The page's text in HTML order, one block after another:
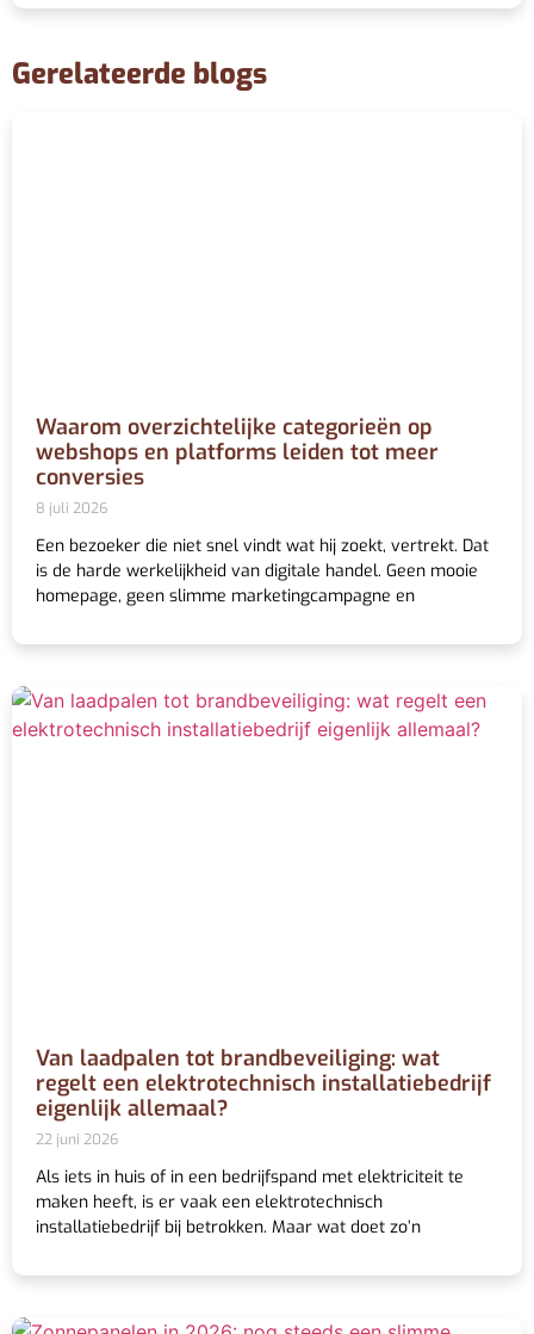
Gerelateerde blogs
Waarom overzichtelijke categorieën op
webshops en platforms leiden tot meer
conversies
8 juli 2026
Een bezoeker die niet snel vindt wat hij zoekt, vertrekt. Dat
is de harde werkelijkheid van digitale handel. Geen mooie
homepage, geen slimme marketingcampagne en
Van laadpalen tot brandbeveiliging: wat
regelt een elektrotechnisch installatiebedrijf
eigenlijk allemaal?
22 juni 2026
Als iets in huis of in een bedrijfspand met elektriciteit te
maken heeft, is er vaak een elektrotechnisch
installatiebedrijf bij betrokken. Maar wat doet zo’n